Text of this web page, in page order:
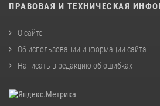
ПРАВОВАЯ И ТЕХНИЧЕСКАЯ
О сайте
Об использовании информации сайта
Написать в редакцию об ошибках